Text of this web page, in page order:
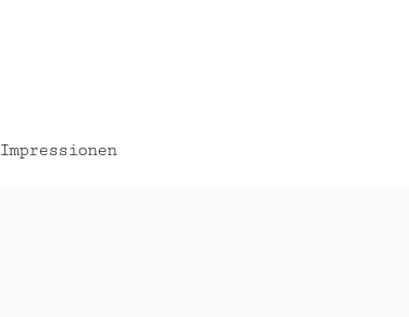
Impressionen